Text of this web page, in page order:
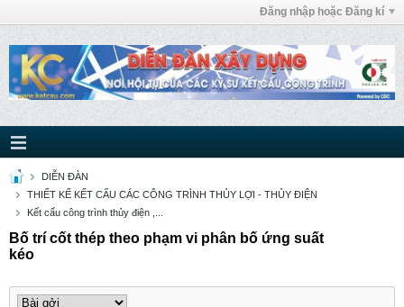
Đăng nhập hoặc Đăng kí
DIỄN ĐÀN
THIẾT KẾ KẾT CẤU CÁC CÔNG TRÌNH THỦY LỢI - THỦY ĐIỆN
Kết cấu công trình thủy điện ,...
Bố trí cốt thép theo phạm vi phân bố ứng suất
kéo